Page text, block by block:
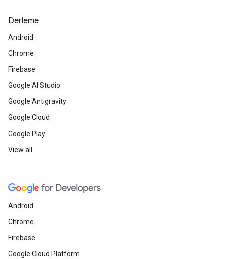
Derleme
Android
Chrome
Firebase
Google AI Studio
Google Antigravity
Google Cloud
Google Play
View all
Android
Chrome
Firebase
Google Cloud Platform